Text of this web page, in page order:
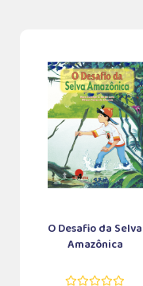
O Desafio da Selva
Amazônica